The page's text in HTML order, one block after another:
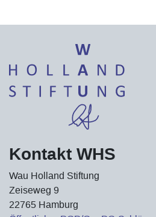
Kontakt WHS
Wau Holland Stiftung
Zeiseweg 9
22765 Hamburg